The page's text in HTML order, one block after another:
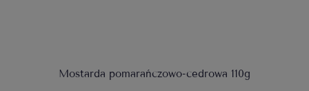
Mostarda pomarańczowo-cedrowa 110g